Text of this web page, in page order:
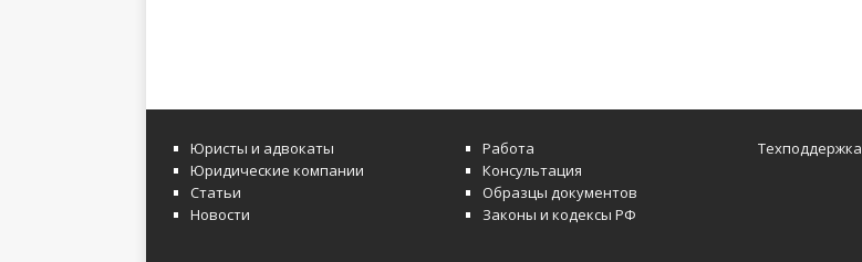
Юристы и адвокаты
Юридические компании
Статьи
Новости
Работа
Консультация
Образцы документов
Законы и кодексы РФ
Техподдержка